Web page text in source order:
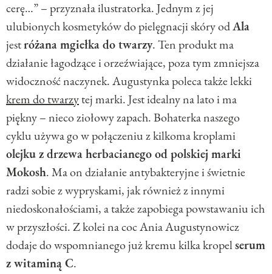
cerę…” – przyznała ilustratorka. Jednym z jej
ulubionych kosmetyków do pielęgnacji skóry odAla
jestróżana mgiełka do twarzy. Ten produkt ma
działanie łagodzące i orzeźwiające, poza tym zmniejsza
widoczność naczynek. Augustynka poleca także lekki
krem do twarzytej marki. Jest idealny na lato i ma
piękny – nieco ziołowy zapach. Bohaterka naszego
cyklu używa go w połączeniu z kilkoma kroplami
olejku z drzewa herbacianego od polskiej marki
Mokosh. Ma on działanie antybakteryjne i świetnie
radzi sobie z wypryskami, jak również z innymi
niedoskonałościami, a także zapobiega powstawaniu ich
w przyszłości. Z kolei na coc Ania Augustynowicz
dodaje do wspomnianego już kremu kilka kropelserum
z witaminą C.